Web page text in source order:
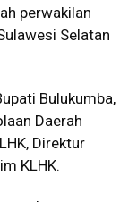
perwakilan
Selatan
Bulukumba,
Daerah
Direktur
KLHK.